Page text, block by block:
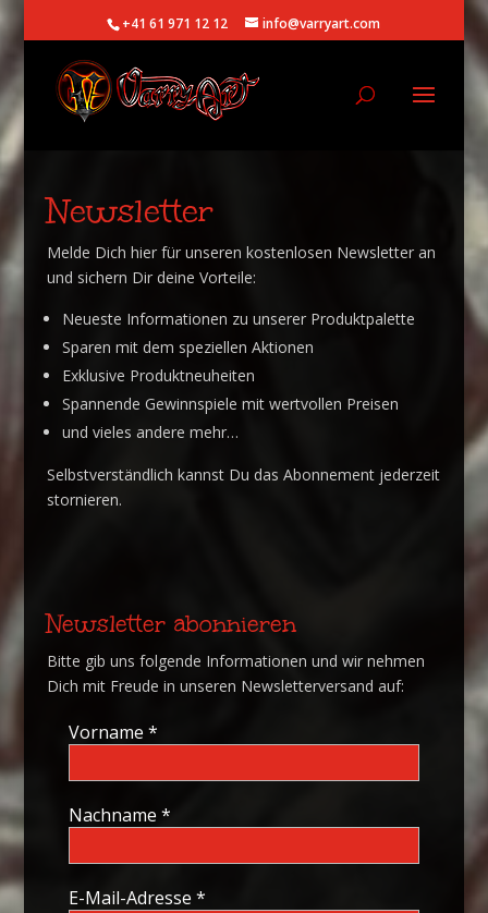
+41 61 971 12 12 info@varryart.com
Newsletter
Melde Dich hier für unseren kostenlosen Newsletter an
und sichern Dir deine Vorteile:
Neueste Informationen zu unserer Produktpalette
Sparen mit dem speziellen Aktionen
Exklusive Produktneuheiten
Spannende Gewinnspiele mit wertvollen Preisen
und vieles andere mehr…
Selbstverständlich kannst Du das Abonnement jederzeit
stornieren.
Newsletter abonnieren
Bitte gib uns folgende Informationen und wir nehmen
Dich mit Freude in unseren Newsletterversand auf:
Vorname *
Nachname *
E-Mail-Adresse *